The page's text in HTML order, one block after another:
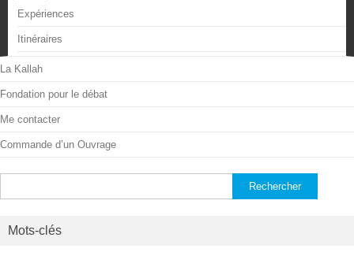
Expériences
Itinéraires
La Kallah
Fondation pour le débat
Me contacter
Commande d’un Ouvrage
Mots-clés